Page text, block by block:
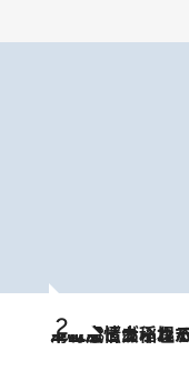
2026.8.5
下町風情あふれる台北屈指の人気エリア・大稲埕でセンスのいい台湾土産《ヴ